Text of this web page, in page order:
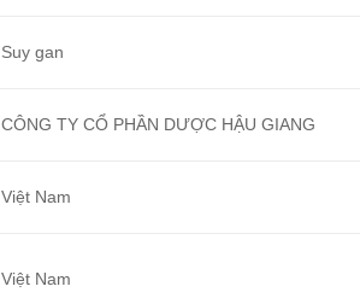
Suy gan
CÔNG TY CỔ PHẦN DƯỢC HẬU GIANG
Việt Nam
Việt Nam